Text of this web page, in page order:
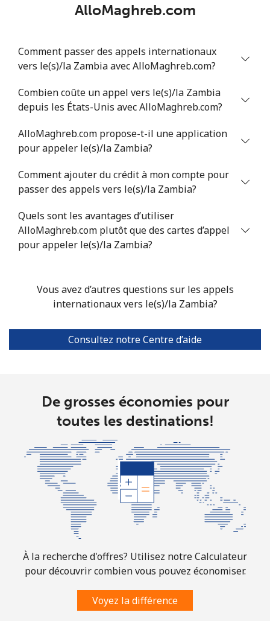
AlloMaghreb.com
Comment passer des appels internationaux
vers le(s)/la Zambia avec AlloMaghreb.com?
Combien coûte un appel vers le(s)/la Zambia
depuis les États-Unis avec AlloMaghreb.com?
AlloMaghreb.com propose-t-il une application
pour appeler le(s)/la Zambia?
Comment ajouter du crédit à mon compte pour
passer des appels vers le(s)/la Zambia?
Quels sont les avantages d’utiliser
AlloMaghreb.com plutôt que des cartes d’appel
pour appeler le(s)/la Zambia?
Vous avez d’autres questions sur les appels
internationaux vers le(s)/la Zambia?
Consultez notre Centre d’aide
De grosses économies pour
toutes les destinations!
À la recherche d'offres? Utilisez notre Calculateur
pour découvrir combien vous pouvez économiser.
Voyez la différence